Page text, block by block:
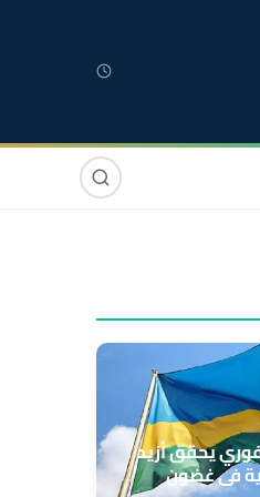
صوت وصورة
يحقق أزيد
في غضون